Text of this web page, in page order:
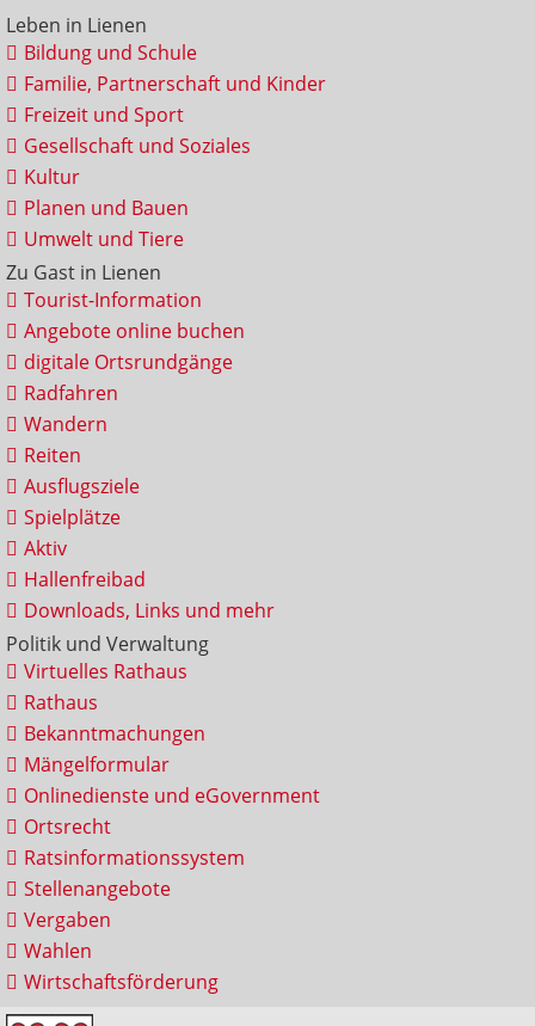
Leben in Lienen
Bildung und Schule
Familie, Partnerschaft und Kinder
Freizeit und Sport
Gesellschaft und Soziales
Kultur
Planen und Bauen
Umwelt und Tiere
Zu Gast in Lienen
Tourist-Information
Angebote online buchen
digitale Ortsrundgänge
Radfahren
Wandern
Reiten
Ausflugsziele
Spielplätze
Aktiv
Hallenfreibad
Downloads, Links und mehr
Politik und Verwaltung
Virtuelles Rathaus
Rathaus
Bekanntmachungen
Mängelformular
Onlinedienste und eGovernment
Ortsrecht
Ratsinformationssystem
Stellenangebote
Vergaben
Wahlen
Wirtschaftsförderung